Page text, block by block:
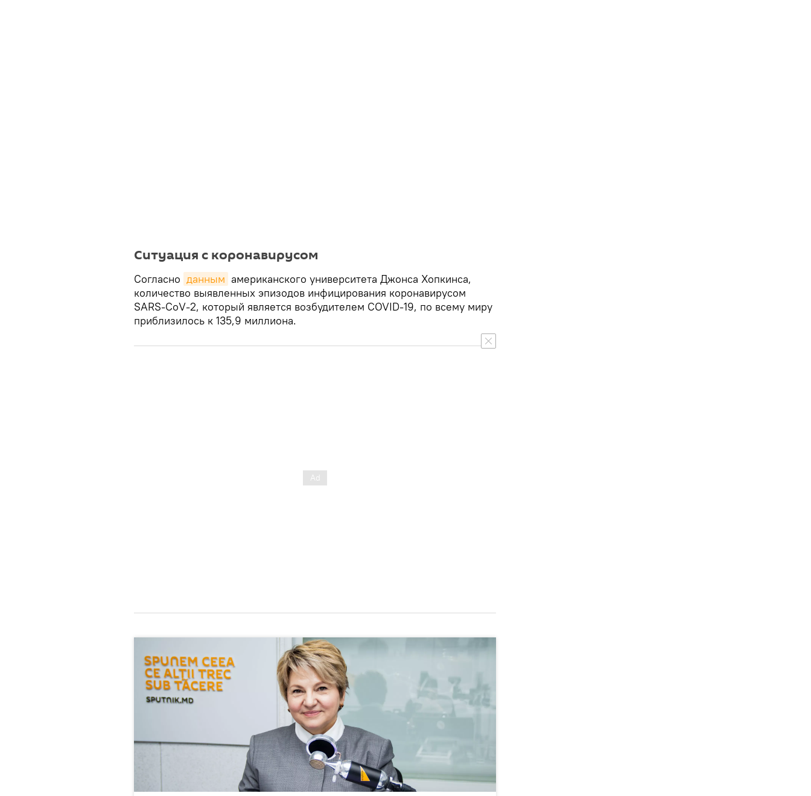
Ситуация с коронавирусом
Согласно данным американского университета Джонса Хопкинса,
количество выявленных эпизодов инфицирования коронавирусом
SARS-CoV-2, который является возбудителем COVID-19, по всему миру
приблизилось к 135,9 миллиона.